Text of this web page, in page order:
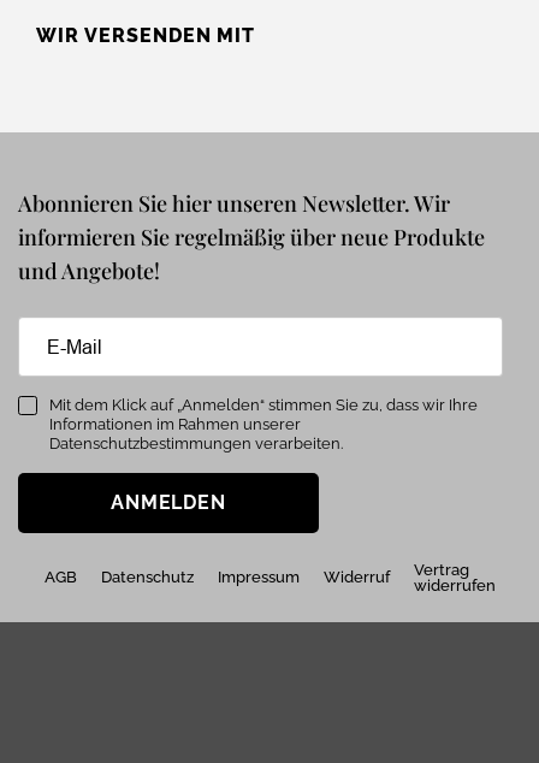
WIR VERSENDEN MIT
Abonnieren Sie hier unseren Newsletter. Wir
informieren Sie regelmäßig über neue Produkte
und Angebote!
Mit dem Klick auf „Anmelden“ stimmen Sie zu, dass wir Ihre
Informationen im Rahmen unserer
Datenschutzbestimmungen verarbeiten.
ANMELDEN
AGB Datenschutz Impressum Widerruf
Vertrag
widerrufen